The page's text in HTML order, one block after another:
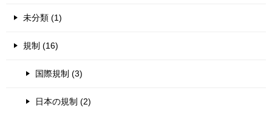
未分類 (1)
規制 (16)
国際規制 (3)
日本の規制 (2)